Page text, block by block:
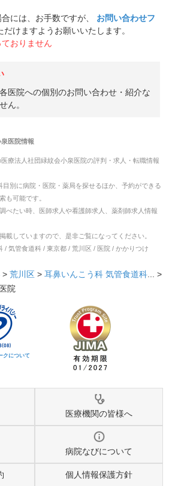
には、お手数ですが、
お問い合わせフ
けますようお願いいたします。
おりません
医院への個別のお問い合わせ・紹介な
ん。
医院情報
医療法人社団緑紋会小泉医院の評判・求人・転職情報
別に病院・医院・薬局を探せるほか、予約ができる
も可能です。
べたい時、医師求人や看護師求人、薬剤師求人情報
載していますので、是非ご覧になってください。
/ 気管食道科 / 東京都 / 荒川区 / 医院 / かかりつけ
> 荒川区 > 耳鼻いんこう科 気管食道科 ... >
院
クについて
医療機関の皆様へ
病院なびについて
個人情報保護方針